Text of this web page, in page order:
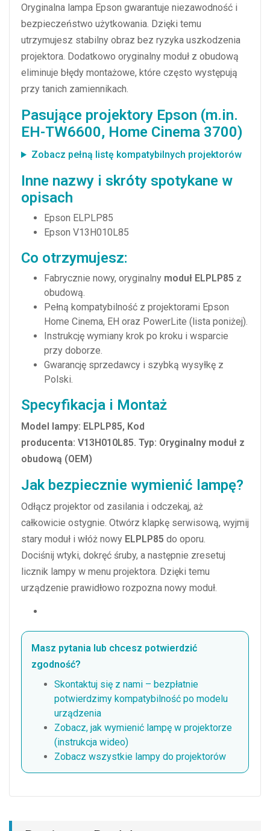
Oryginalna lampa Epson gwarantuje niezawodność i
bezpieczeństwo użytkowania. Dzięki temu
utrzymujesz stabilny obraz bez ryzyka uszkodzenia
projektora. Dodatkowo oryginalny moduł z obudową
eliminuje błędy montażowe, które często występują
przy tanich zamiennikach.
Pasujące projektory Epson (m.in.
EH-TW6600, Home Cinema 3700)
Zobacz pełną listę kompatybilnych projektorów
Inne nazwy i skróty spotykane w
opisach
Epson ELPLP85
Epson V13H010L85
Co otrzymujesz:
Fabrycznie nowy, oryginalny moduł ELPLP85 z
obudową.
Pełną kompatybilność z projektorami Epson
Home Cinema, EH oraz PowerLite (lista poniżej).
Instrukcję wymiany krok po kroku i wsparcie
przy doborze.
Gwarancję sprzedawcy i szybką wysyłkę z
Polski.
Specyfikacja i Montaż
Model lampy: ELPLP85, Kod
producenta: V13H010L85. Typ: Oryginalny moduł z
obudową (OEM)
Jak bezpiecznie wymienić lampę?
Odłącz projektor od zasilania i odczekaj, aż
całkowicie ostygnie. Otwórz klapkę serwisową, wyjmij
stary moduł i włóż nowy ELPLP85 do oporu.
Dociśnij wtyki, dokręć śruby, a następnie zresetuj
licznik lampy w menu projektora. Dzięki temu
urządzenie prawidłowo rozpozna nowy moduł.
Masz pytania lub chcesz potwierdzić
zgodność?
Skontaktuj się z nami – bezpłatnie
potwierdzimy kompatybilność po modelu
urządzenia
Zobacz, jak wymienić lampę w projektorze
(instrukcja wideo)
Zobacz wszystkie lampy do projektorów
TW6600, EH-TW6700, Home Cinema 3700, PowerLite